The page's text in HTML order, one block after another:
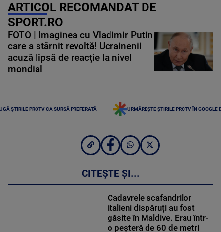
ARTICOL RECOMANDAT DE
SPORT.RO
FOTO | Imaginea cu Vladimir Putin
care a stârnit revoltă! Ucrainenii
acuză lipsă de reacție la nivel
mondial
ȘTIRILE PROTV CA SURSĂ PREFERATĂ URMĂREȘTE ȘTIRILE PROTV ÎN GOOGLE
CITEȘTE ȘI...
Cadavrele scafandrilor
italieni dispăruți au fost
găsite în Maldive. Erau într-
o peșteră de 60 de metri